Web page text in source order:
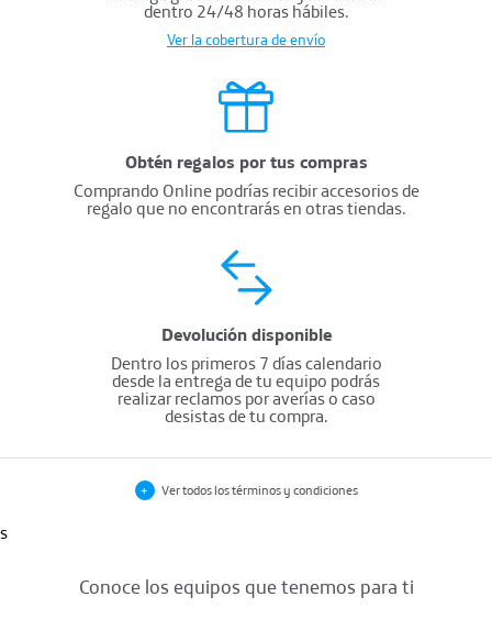
dentro 24/48 horas hábiles.
Ver la cobertura de envío
Obtén regalos por tus compras
Comprando Online podrías recibir accesorios de
regalo que no encontrarás en otras tiendas.
Devolución disponible
Dentro los primeros 7 días calendario
desde la entrega de tu equipo podrás
realizar reclamos por averías o caso
desistas de tu compra.
Términos y condiciones
• Planes Mi Movistar disponibles para clientes Postpago Residencial con DNI,
Pasaporte y/o Carnet de extranjería, Planes no válidos en Loreto. Precios aplican
+ Ver todos los términos y condiciones
s
Conoce los equipos que tenemos para ti